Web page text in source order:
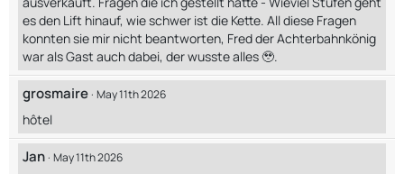
es den Lift hinauf, wie schwer ist die Kette. All diese Fragen
konnten sie mir nicht beantworten, Fred der Achterbahnkönig
war als Gast auch dabei, der wusste alles 🥹.
grosmaire May 11th 2026
hôtel
Jan May 11th 2026